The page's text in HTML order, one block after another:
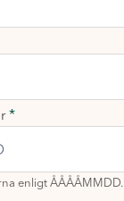
*
enligt ÅÅÅÅMMDD.